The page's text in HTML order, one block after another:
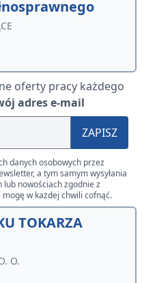
oferty pracy każdego
adres e-mail
ZAPISZ
danych osobowych przez
a tym samym wysyłania
lub nowościach zgodnie z
w każdej chwili cofnąć.
TOKARZA
O.